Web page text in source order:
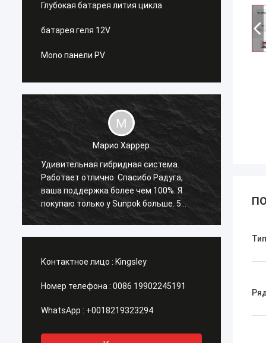
Глубокая батарея лития цикла
батарея геля 12V
Mono панели PV
Марио Харрер
Удивительная гибридная система.
Работает отлично. Спасибо Радуга,
ваша поддержка более чем 100%. Я
покупаю только у Sunpok больше. 5
звезд Плюс рейтинг!
время.
Контактное лицо : Kingsley
Номер телефона : 0086 19902245191
WhatsApp : +0018219323294